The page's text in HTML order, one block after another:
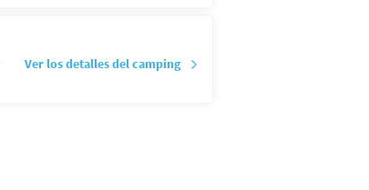
Ver los detalles del camping